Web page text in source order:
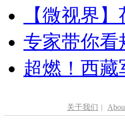
【微视界
专家带你看
超燃！西
关于我们 |